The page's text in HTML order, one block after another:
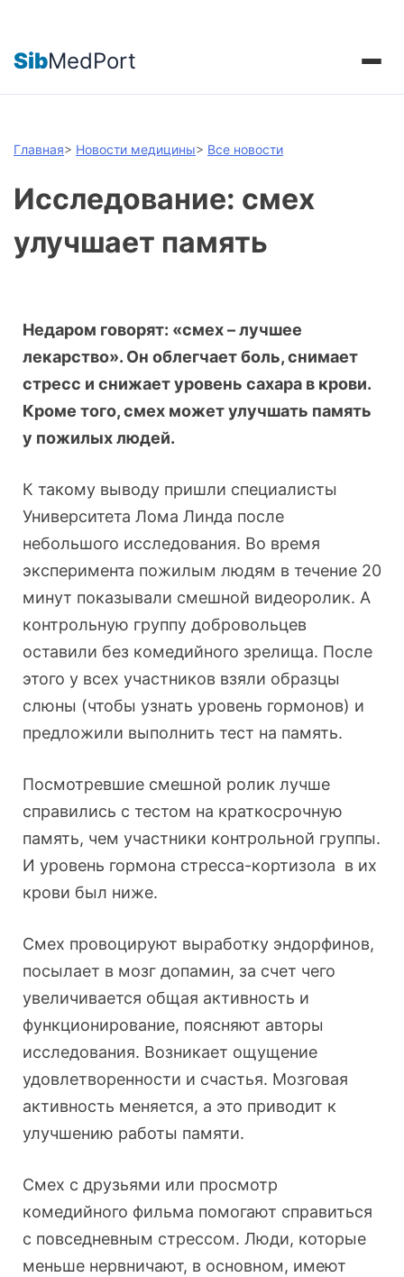
SibMedPort
Главная> Новости медицины> Все новости
Исследование: смех
улучшает память
Недаром говорят: «смех – лучшее
лекарство». Он облегчает боль, снимает
стресс и снижает уровень сахара в крови.
Кроме того, смех может улучшать память
у пожилых людей.
К такому выводу пришли специалисты
Университета Лома Линда после
небольшого исследования. Во время
эксперимента пожилым людям в течение 20
минут показывали смешной видеоролик. А
контрольную группу добровольцев
оставили без комедийного зрелища. После
этого у всех участников взяли образцы
слюны (чтобы узнать уровень гормонов) и
предложили выполнить тест на память.
Посмотревшие смешной ролик лучше
справились с тестом на краткосрочную
память, чем участники контрольной группы.
И уровень гормона стресса-кортизола в их
крови был ниже.
Смех провоцируют выработку эндорфинов,
посылает в мозг допамин, за счет чего
увеличивается общая активность и
функционирование, поясняют авторы
исследования. Возникает ощущение
удовлетворенности и счастья. Мозговая
активность меняется, а это приводит к
улучшению работы памяти.
Смех с друзьями или просмотр
комедийного фильма помогают справиться
с повседневным стрессом. Люди, которые
меньше нервничают, в основном, имеют